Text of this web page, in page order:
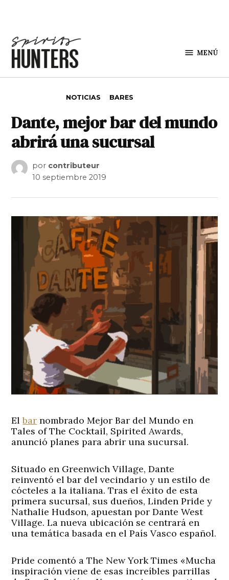
MENÚ
NOTICIAS BARES
Dante, mejor bar del mundo
abrirá una sucursal
por contributeur
10 septiembre 2019
Elbar nombrado Mejor Bar del Mundo en
Tales of The Cocktail, Spirited Awards,
anunció planes para abrir una sucursal.
Situado en Greenwich Village, Dante
reinventó el bar del vecindario y un estilo de
cócteles a la italiana. Tras el éxito de esta
primera sucursal, sus dueños, Linden Pride y
Nathalie Hudson, apuestan por Dante West
Village. La nueva ubicación se centrará en
una temática basada en el País Vasco español.
Pride comentó a The New York Times «Mucha
inspiración viene de esas increíbles parrillas